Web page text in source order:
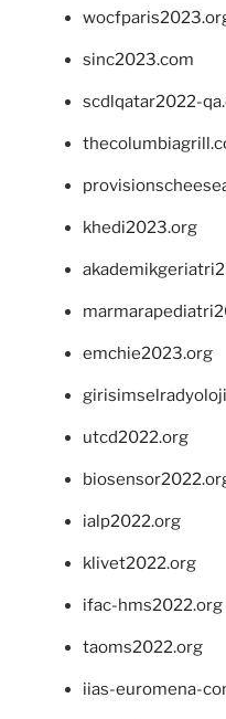
sinc2023.com
scdlqatar2022-
khedi2023.org
emchie2023.org
utcd2022.org
ialp2022.org
klivet2022.org
ifac-hms2022.org
taoms2022.org
iias-euromena-